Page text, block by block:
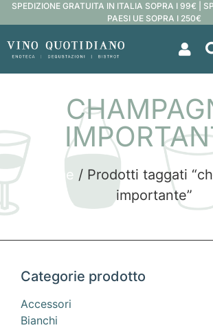
SPEDIZIONE GRATUITA IN ITALIA SOPRA I 99€ |
PAESI UE SOPRA I 250€
Home / Prodotti taggati
importante”
Categorie prodotto
Accessori
Bianchi